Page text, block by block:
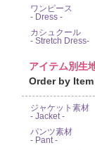
ワンピース
- Dress -
カシュクール
- Stretch Dress-
アイテム別生
Order by Item
ジャケット素材
- Jacket -
パンツ素材
- Pant -